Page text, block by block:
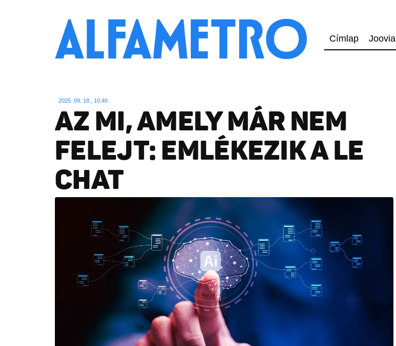
Címlap Joovia
2025. 09. 18., 10:40
AZ MI, AMELY MÁR NEM
FELEJT: EMLÉKEZIK A LE
CHAT